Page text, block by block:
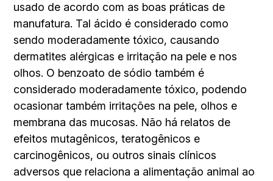
usado de acordo com as boas práticas de
manufatura. Tal ácido é considerado como
sendo moderadamente tóxico, causando
dermatites alérgicas e irritação na pele e nos
olhos. O benzoato de sódio também é
considerado moderadamente tóxico, podendo
ocasionar também irritações na pele, olhos e
membrana das mucosas. Não há relatos de
efeitos mutagênicos, teratogênicos e
carcinogênicos, ou outros sinais clínicos
adversos que relaciona a alimentação animal ao